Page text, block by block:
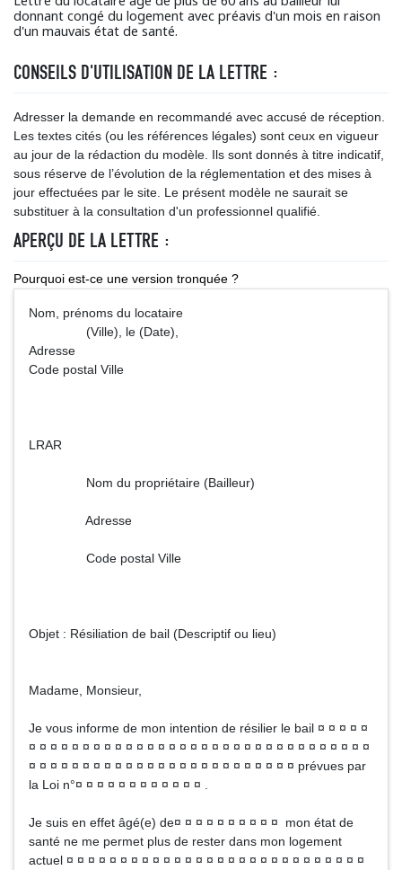
donnant congé du logement avec préavis d'un mois en raison
d'un mauvais état de santé.
CONSEILS D'UTILISATION DE LA LETTRE :
Adresser la demande en recommandé avec accusé de réception.
Les textes cités (ou les références légales) sont ceux en vigueur
au jour de la rédaction du modèle. Ils sont donnés à titre indicatif,
sous réserve de l’évolution de la réglementation et des mises à
jour effectuées par le site. Le présent modèle ne saurait se
substituer à la consultation d'un professionnel qualifié.
APERÇU DE LA LETTRE :
Pourquoi est-ce une version tronquée ?
Nom, prénoms du locataire
(Ville), le (Date),
Adresse
Code postal Ville
LRAR
Nom du propriétaire (Bailleur)
Adresse
Code postal Ville
Objet : Résiliation de bail (Descriptif ou lieu)
Madame, Monsieur,
Je vous informe de mon intention de résilier le bail ¤ ¤ ¤ ¤ ¤
¤ ¤ ¤ ¤ ¤ ¤ ¤ ¤ ¤ ¤ ¤ ¤ ¤ ¤ ¤ ¤ ¤ ¤ ¤ ¤ ¤ ¤ ¤ ¤ ¤ ¤ ¤ ¤ ¤ ¤ ¤ ¤
¤ ¤ ¤ ¤ ¤ ¤ ¤ ¤ ¤ ¤ ¤ ¤ ¤ ¤ ¤ ¤ ¤ ¤ ¤ ¤ ¤ ¤ ¤ ¤ ¤ prévues par
la Loi n°¤ ¤ ¤ ¤ ¤ ¤ ¤ ¤ ¤ ¤ ¤ ¤ .
Je suis en effet âgé(e) de¤ ¤ ¤ ¤ ¤ ¤ ¤ ¤ ¤ ¤ mon état de
santé ne me permet plus de rester dans mon logement
actuel ¤ ¤ ¤ ¤ ¤ ¤ ¤ ¤ ¤ ¤ ¤ ¤ ¤ ¤ ¤ ¤ ¤ ¤ ¤ ¤ ¤ ¤ ¤ ¤ ¤ ¤ ¤ ¤